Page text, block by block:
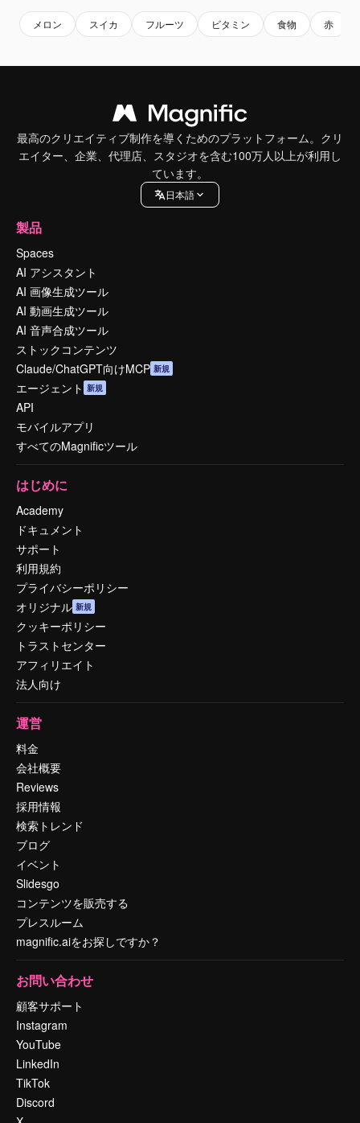
メロン スイカ フルーツ ビタミン 食物 赤
最高のクリエイティブ制作を導くためのプラットフォーム。クリ
エイター、企業、代理店、スタジオを含む100万人以上が利用し
ています。
日本語
製品
Spaces
AI アシスタント
AI 画像生成ツール
AI 動画生成ツール
AI 音声合成ツール
ストックコンテンツ
Claude/ChatGPT向けMCP 新規
エージェント 新規
API
モバイルアプリ
すべてのMagnificツール
はじめに
Academy
ドキュメント
サポート
利用規約
プライバシーポリシー
オリジナル 新規
クッキーポリシー
トラストセンター
アフィリエイト
法人向け
運営
料金
会社概要
Reviews
採用情報
検索トレンド
ブログ
イベント
Slidesgo
コンテンツを販売する
プレスルーム
magnific.aiをお探しですか？
お問い合わせ
顧客サポート
Instagram
YouTube
LinkedIn
TikTok
Discord